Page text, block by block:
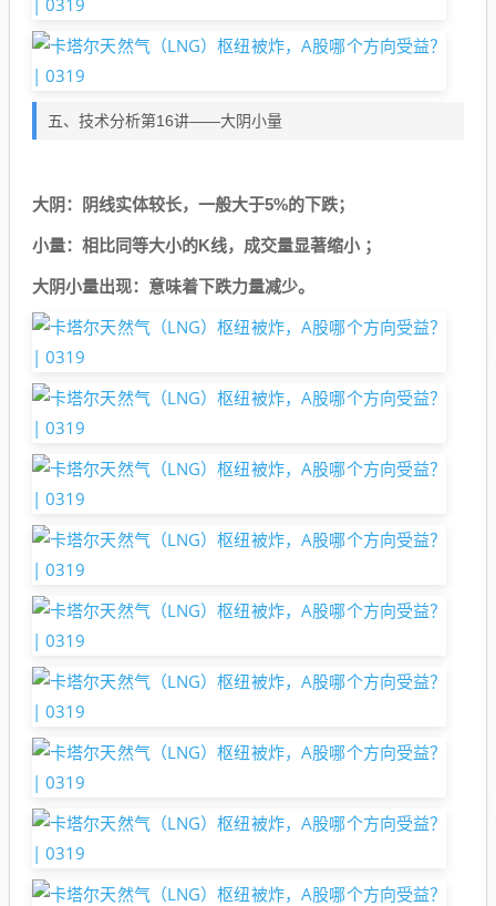
五、技术分析第16讲——大阴小量
大阴：阴线实体较长，一般大于5%的下跌；
小量：相比同等大小的K线，成交量显著缩小 ；
大阴小量出现：意味着下跌力量减少。